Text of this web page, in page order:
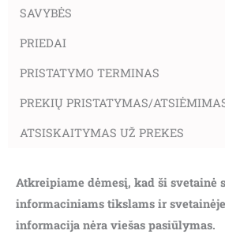
SAVYBĖS
PRIEDAI
PRISTATYMO TERMINAS
PREKIŲ PRISTATYMAS/
ATSISKAITYMAS UŽ PREKES
Atkreipiame dėmesį, kad ši svetainė
informaciniams tikslams ir
informacija nėra viešas pasiūlymas.